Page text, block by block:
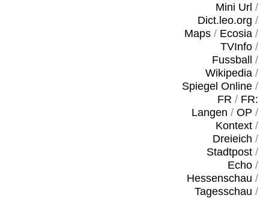
Mini Url /
Dict.leo.org /
Maps/ Ecosia/
TVInfo/
Fussball
/
Wikipedia/
Spiegel Online/
FR / FR:
Langen / OP /
Kontext/
Dreieich /
Stadtpost/
Echo/
Hessenschau /
Tagesschau /